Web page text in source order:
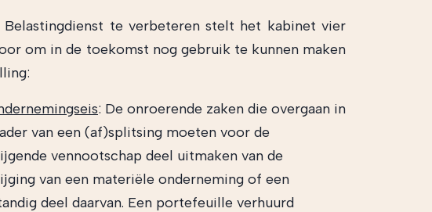
te verbeteren stelt het kabinet vier
om in de toekomst nog gebruik te kunnen maken
: De onroerende zaken die overgaan in
van een (af)splitsing moeten voor de
vennootschap deel uitmaken van de
van een materiële onderneming of een
deel daarvan. Een portefeuille verhuurd